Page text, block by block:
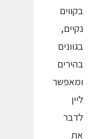
בקווים
נקיים,
בגוונים
בהירים
ומאפשר
ליין
לדבר
את